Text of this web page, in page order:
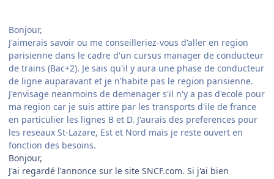
Bonjour,
J'aimerais savoir ou me conseilleriez-vous d'aller en region
parisienne dans le cadre d'un cursus manager de conducteur
de trains (Bac+2). Je sais qu'il y aura une phase de conducteur
de ligne auparavant et je n'habite pas le region parisienne.
J'envisage neanmoins de demenager s'il n'y a pas d'ecole pour
ma region car je suis attire par les transports d'ile de france
en particulier les lignes B et D. J'aurais des preferences pour
les reseaux St-Lazare, Est et Nord mais je reste ouvert en
fonction des besoins.
Bonjour,
J'ai regardé l'annonce sur le site SNCF.com. Si j'ai bien